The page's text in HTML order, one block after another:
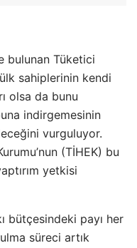
bulunan Tüketici
sahiplerinin kendi
olsa da bunu
indirgemesinin
vurguluyor.
(TİHEK) bu
yetkisi
bütçesindeki payı her
süreci artık